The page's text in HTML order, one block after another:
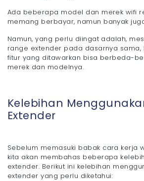
Ada beberapa model dan merek wifi
memang berbayar, namun banyak
Namun, yang perlu diingat adalah,
range extender pada dasarnya sama,
fitur yang ditawarkan bisa berbeda-
merek dan modelnya.
Kelebihan
Extender
Sebelum memasuki babak cara kerja
kita akan membahas beberapa
extender. Berikut ini kelebihan
extender yang perlu diketahui: